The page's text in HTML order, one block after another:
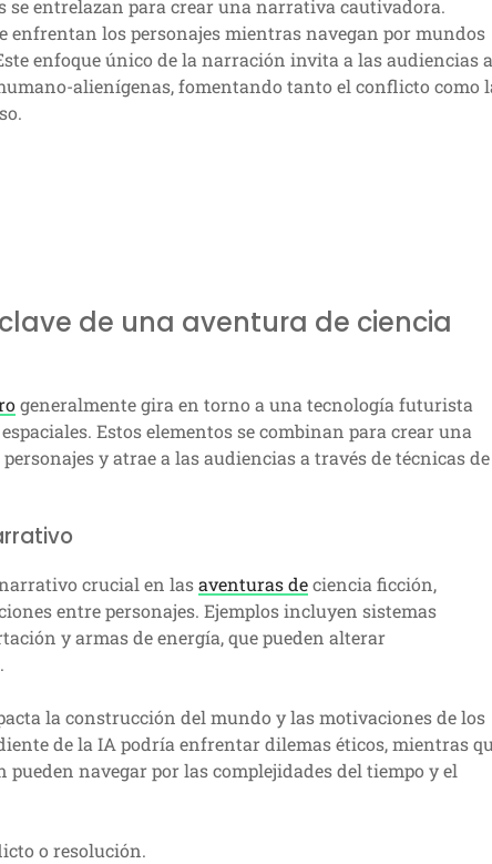
se entrelazan para crear una narrativa cautivadora.
enfrentan los personajes mientras navegan por mundos
enfoque único de la narración invita a las audiencias a
alienígenas, fomentando tanto el conflicto como
de una aventura de ciencia
generalmente gira en torno a una tecnología futurista
Estos elementos se combinan para crear una
y atrae a las audiencias a través de técnicas de
crucial en lasaventuras deciencia ficción,
entre personajes. Ejemplos incluyen sistemas
y armas de energía, que pueden alterar
la construcción del mundo y las motivaciones de los
de la IA podría enfrentar dilemas éticos, mientras
navegar por las complejidades del tiempo y el
o resolución.